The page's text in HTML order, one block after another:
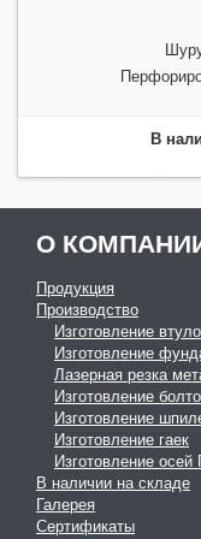
В
О
Продукция
Производство
Изготовление
Изготовление
Лазерная резка
Изготовление
Изготовление
Изготовление гаек
Изготовление
В наличии на складе
Галерея
Сертификаты